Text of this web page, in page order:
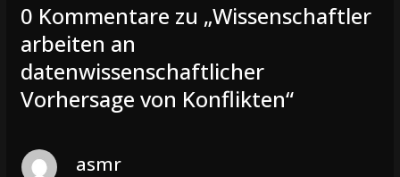
0 Kommentare zu „Wissenschaftler
arbeiten an
datenwissenschaftlicher
Vorhersage von Konflikten“
asmr